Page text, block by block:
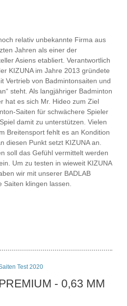
relativ unbekannte Firma aus
Jahren als einer der
Asiens etabliert. Verantwortlich
KIZUNA im Jahre 2013 gründete
Vertrieb von Badmintonsaiten und
steht. Als langjähriger Badminton
hat es sich Mr. Hideo zum Ziel
Saiten für schwächere Spieler
damit zu unterstützen. Vielen
Breitensport fehlt es an Kondition
diesen Punkt setzt KIZUNA an.
soll das Gefühl vermittelt werden
Um zu testen in wieweit KIZUNA
wir mit unserer BADLAB
klingen lassen.
Test 2020
- 0,63 MM